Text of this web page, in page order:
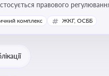
правового
законодавчих вимог у
комплекс ЖКГ, ОСББ